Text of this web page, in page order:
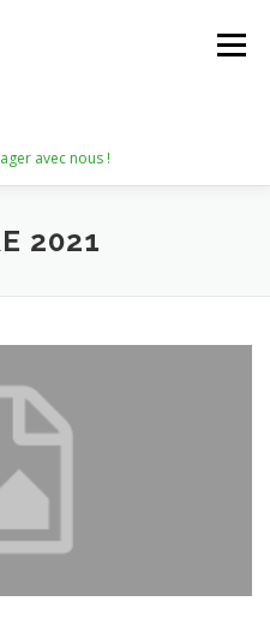
avec nous !
Menu
2021